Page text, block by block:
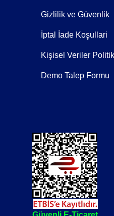
Gizlilik ve Güvenlik
İptal İade Koşullari
Kişisel Veriler
Demo Talep Formu